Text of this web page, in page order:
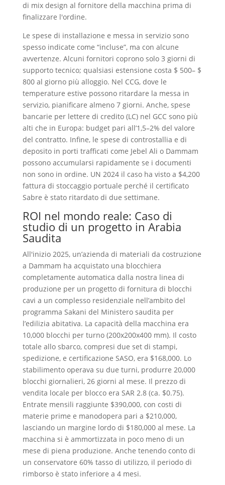
di mix design al fornitore della macchina prima di
finalizzare l'ordine.
Le spese di installazione e messa in servizio sono
spesso indicate come “incluse”, ma con alcune
avvertenze. Alcuni fornitori coprono solo 3 giorni di
supporto tecnico; qualsiasi estensione costa $ 500– $
800 al giorno più alloggio. Nel CCG, dove le
temperature estive possono ritardare la messa in
servizio, pianificare almeno 7 giorni. Anche, spese
bancarie per lettere di credito (LC) nel GCC sono più
alti che in Europa: budget pari all’1,5–2% del valore
del contratto. Infine, le spese di controstallia e di
deposito in porti trafficati come Jebel Ali o Dammam
possono accumularsi rapidamente se i documenti
non sono in ordine. UN 2024 il caso ha visto a $4,200
fattura di stoccaggio portuale perché il certificato
Sabre è stato ritardato di due settimane.
ROI nel mondo reale: Caso di
studio di un progetto in Arabia
Saudita
All'inizio 2025, un’azienda di materiali da costruzione
a Dammam ha acquistato una blocchiera
completamente automatica dalla nostra linea di
produzione per un progetto di fornitura di blocchi
cavi a un complesso residenziale nell’ambito del
programma Sakani del Ministero saudita per
l’edilizia abitativa. La capacità della macchina era
10,000 blocchi per turno (200x200x400 mm). Il costo
totale allo sbarco, compresi due set di stampi,
spedizione, e certificazione SASO, era $168,000. Lo
stabilimento operava su due turni, produrre 20,000
blocchi giornalieri, 26 giorni al mese. Il prezzo di
vendita locale per blocco era SAR 2.8 (ca. $0.75).
Entrate mensili raggiunte $390,000, con costi di
materie prime e manodopera pari a $210,000,
lasciando un margine lordo di $180,000 al mese. La
macchina si è ammortizzata in poco meno di un
mese di piena produzione. Anche tenendo conto di
un conservatore 60% tasso di utilizzo, il periodo di
rimborso è stato inferiore a 4 mesi.